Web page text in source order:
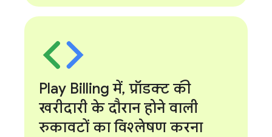
Play Billing में, प्रॉडक्ट की
खरीदारी के दौरान होने वाली
रुकावटों का विश्लेषण करना